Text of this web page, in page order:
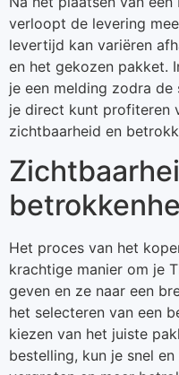
verloopt de levering
levertijd kan variëren
en het gekozen pakket.
je een melding zodra
je direct kunt profiteren
zichtbaarheid en
Het proces van het
krachtige manier om je
geven en ze naar een
het selecteren van een
kiezen van het juiste
bestelling, kun je snel